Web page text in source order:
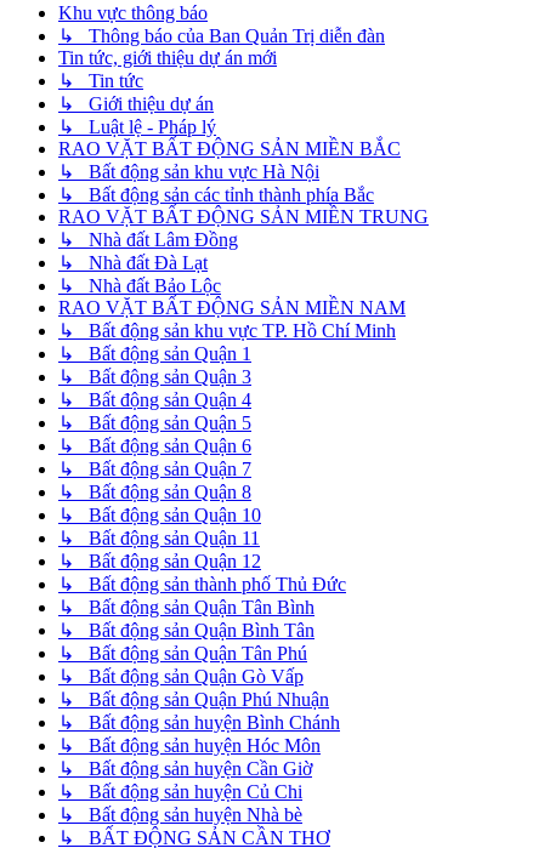
Khu vực thông báo
↳ Thông báo của Ban Quản Trị diễn đàn
Tin tức, giới thiệu dự án mới
↳ Tin tức
↳ Giới thiệu dự án
↳ Luật lệ - Pháp lý
RAO VẶT BẤT ĐỘNG SẢN MIỀN BẮC
↳ Bất động sản khu vực Hà Nội
↳ Bất động sản các tỉnh thành phía Bắc
RAO VẶT BẤT ĐỘNG SẢN MIỀN TRUNG
↳ Nhà đất Lâm Đồng
↳ Nhà đất Đà Lạt
↳ Nhà đất Bảo Lộc
RAO VẶT BẤT ĐỘNG SẢN MIỀN NAM
↳ Bất động sản khu vực TP. Hồ Chí Minh
↳ Bất động sản Quận 1
↳ Bất động sản Quận 3
↳ Bất động sản Quận 4
↳ Bất động sản Quận 5
↳ Bất động sản Quận 6
↳ Bất động sản Quận 7
↳ Bất động sản Quận 8
↳ Bất động sản Quận 10
↳ Bất động sản Quận 11
↳ Bất động sản Quận 12
↳ Bất động sản thành phố Thủ Đức
↳ Bất động sản Quận Tân Bình
↳ Bất động sản Quận Bình Tân
↳ Bất động sản Quận Tân Phú
↳ Bất động sản Quận Gò Vấp
↳ Bất động sản Quận Phú Nhuận
↳ Bất động sản huyện Bình Chánh
↳ Bất động sản huyện Hóc Môn
↳ Bất động sản huyện Cần Giờ
↳ Bất động sản huyện Củ Chi
↳ Bất động sản huyện Nhà bè
↳ BẤT ĐỘNG SẢN CẦN THƠ